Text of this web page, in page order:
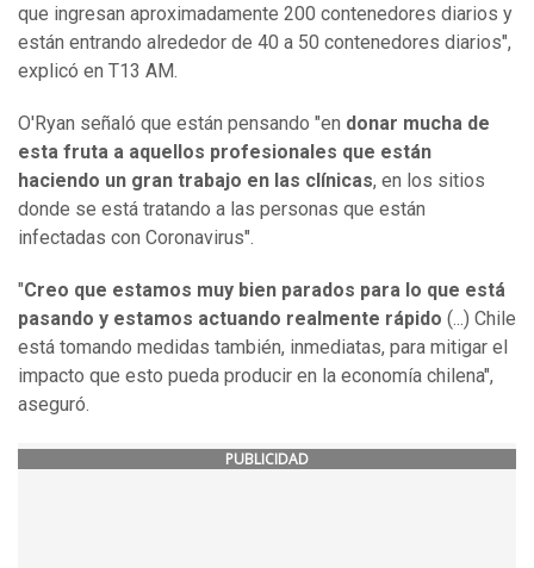
que ingresan aproximadamente 200 contenedores diarios y
están entrando alrededor de 40 a 50 contenedores diarios",
explicó en T13 AM.
O'Ryan señaló que están pensando "en donar mucha de
esta fruta a aquellos profesionales que están
haciendo un gran trabajo en las clínicas, en los sitios
donde se está tratando a las personas que están
infectadas con Coronavirus".
"Creo que estamos muy bien parados para lo que está
pasando y estamos actuando realmente rápido (...) Chile
está tomando medidas también, inmediatas, para mitigar el
impacto que esto pueda producir en la economía chilena",
aseguró.
PUBLICIDAD